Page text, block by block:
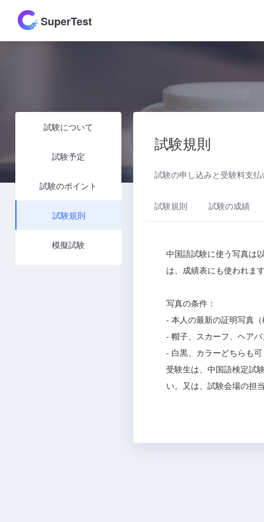
SuperTest
試験について
試験予定
試験のポイント
試験規則
模擬試験
試験規則
試験の申し込みと受験料支払
試験規則 試験の成績
中国語試験に使う写真は
は、成績表にも使われま
写真の条件：
- 本人の最新の証明写真
- 帽子、スカーフ、ヘア
- 白黒、カラーどちらも
受験生は、中国語検定試
い。又は、試験会場の担